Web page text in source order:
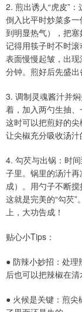
2. 煎出诱人“虎皮”
倒入比平时炒菜多
到明显热气），把塞
记得用筷子时不时
表面慢慢起皱，出
分钟。煎好后先盛出
3. 调制灵魂酱汁并
着，加入两勺生抽、
这时可以把煎好的
让尖椒充分吸收汤汁
4. 勾芡与出锅：时
子里。锅里的汤汁
成）。用勺子不断
这就是完美的“勾芡
上，大功告成！
贴心小Tips：
● 防辣小妙招：处
后也可以把辣椒在清
● 火候是关键：煎